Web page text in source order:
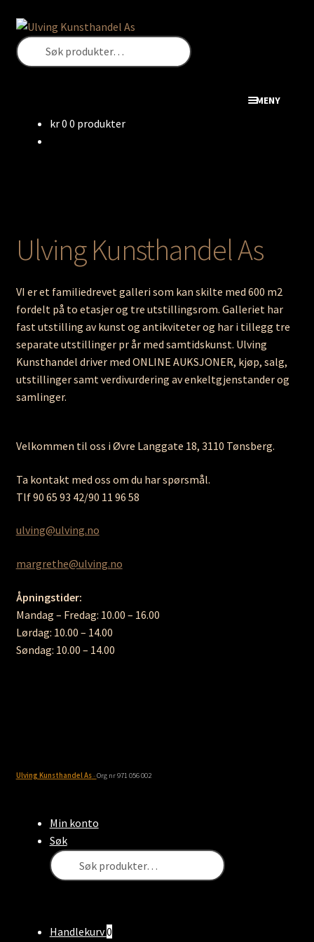
Hopp
til
navigasjon
Hopp
til
innhold
Søk
etter:
SØK
MENY
Utstillinger
kr0 0 produkter
Ulving Kunsthandel As
VI er et familiedrevet galleri som kan skilte med 600 m2
fordelt på to etasjer og tre utstillingsrom. Galleriet har
fast utstilling av kunst og antikviteter og har i tillegg tre
separate utstillinger pr år med samtidskunst. Ulving
Kunsthandel driver med ONLINE AUKSJONER, kjøp, salg,
utstillinger samt verdivurdering av enkeltgjenstander og
samlinger.
Velkommen til oss i Øvre Langgate 18, 3110 Tønsberg.
Ta kontakt med oss om du har spørsmål.
Tlf 90 65 93 42/90 11 96 58
ulving@ulving.no
margrethe@ulving.no
Åpningstider:
Mandag – Fredag: 10.00 – 16.00
Lørdag: 10.00 – 14.00
Søndag: 10.00 – 14.00
Ulving Kunsthandel As-Org nr 971 056 002
Min konto
Søk
Søk
etter:
SØK
Handlekurv0